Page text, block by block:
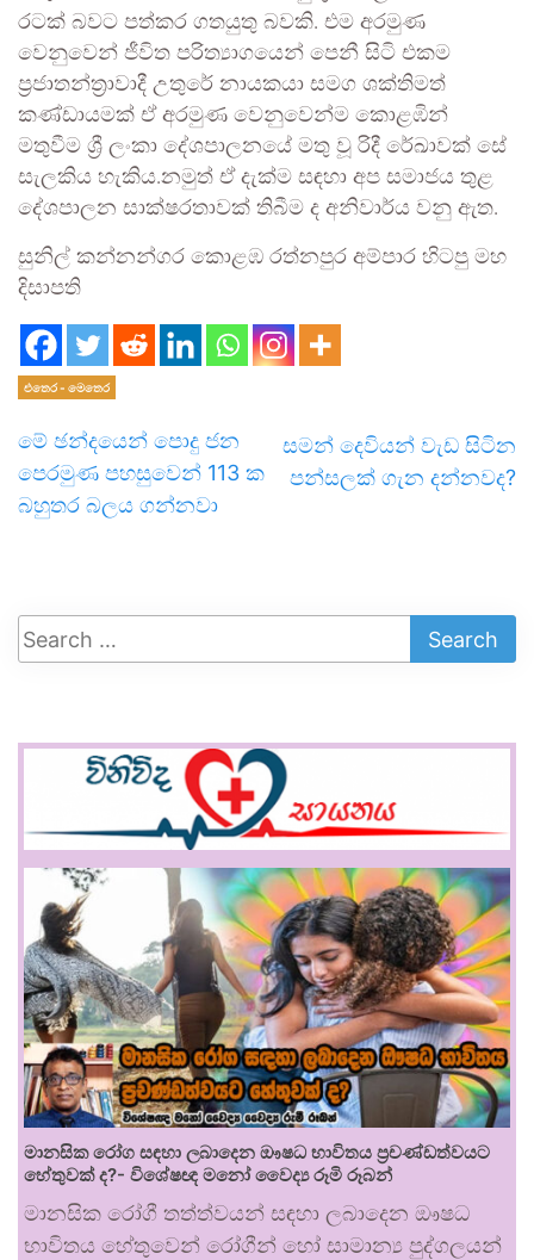
රටක් බවට පත්කර ගතයුතු බවකි. එම අරමුණ
වෙනුවෙන් ජීවිත පරිත්‍යාගයෙන් පෙනී සිටි එකම
ප්‍රජාතන්ත්‍රාවාදී උතුරේ නායකයා සමග ශක්තිමත්
කණ්ඩායමක් ඒ අරමුණ වෙනුවෙන්ම කොළඹින්
මතුවීම ශ්‍රී ලංකා දේශපාලනයේ මතු වූ රිදී රේඛාවක් සේ
සැලකිය හැකිය.නමුත් ඒ දැක්ම සඳහා අප සමාජය තුළ
දේශපාලන සාක්ෂරතාවක් තිබීම ද අනිවාර්ය වනු ඇත.
සුනිල් කන්නන්ගර කොළඹ රත්නපුර අම්පාර හිටපු මහ
දිසාපති
එතෙර - මෙතෙර
මේ ඡන්දයෙන් පොදු ජන
පෙරමුණ පහසුවෙන් 113 ක
බහුතර බලය ගන්නවා
සමන් දෙවියන් වැඩ සිටින
පන්සලක් ගැන දන්නවද?
මානසික රෝග සඳහා ලබාදෙන ඖෂධ භාවිතය ප්‍රචණ්ඩත්වයට
හේතුවක් ද?- විශේෂඥ මනෝ වෛද්‍ය රූමි රූබන්
මානසික රෝගී තත්ත්වයන් සඳහා ලබාදෙන ඖෂධ
භාවිතය හේතුවෙන් රෝගීන් හෝ සාමාන්‍ය පුද්ගලයන්